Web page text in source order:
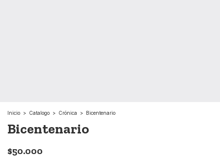
Inicio > Catalogo > Crónica > Bicentenario
Bicentenario
$50.000